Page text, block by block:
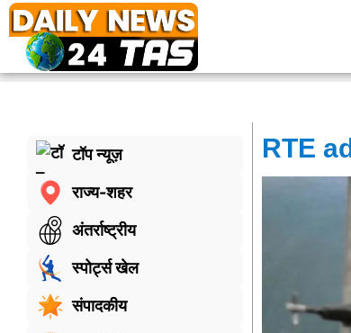
टॉप न्यूज़
राज्य-शहर
अंतर्राष्ट्रीय
स्पोर्ट्स खेल
संपादकीय
RTE